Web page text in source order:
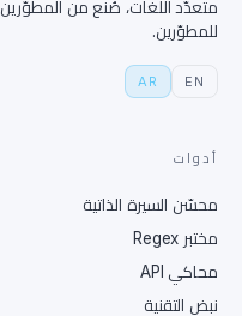
متعدّد اللغات، صُنع من المطوّرين
للمطوّرين.
EN
AR
أدوات
محسّن السيرة الذاتية
مختبر Regex
محاكي API
نبض التقنية